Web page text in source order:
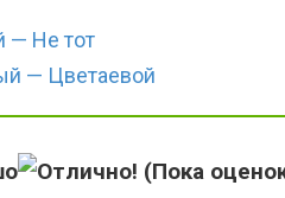
— Не тот
— Цветаевой
(Пока